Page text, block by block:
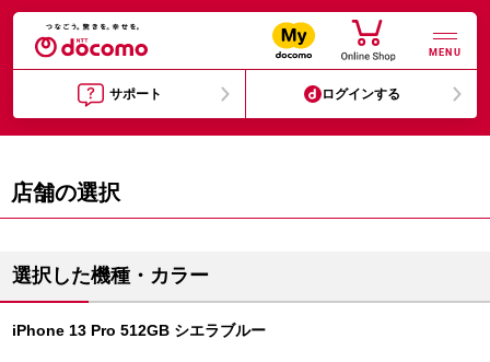
MENU
サポート ログインする
店舗の選択
選択した機種・カラー
iPhone 13 Pro 512GB シエラブルー